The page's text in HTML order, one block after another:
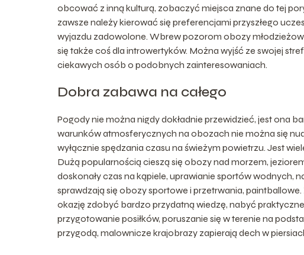
obcować z inną kulturą, zobaczyć miejsca znane do tej
zawsze należy kierować się preferencjami przyszłego
wyjazdu zadowolone. Wbrew pozorom obozy
się także coś dla introwertyków. Można wyjść ze swojej
ciekawych osób o podobnych zainteresowaniach.
Dobra zabawa na całego
Pogody nie można nigdy dokładnie przewidzieć, jest ona
warunków atmosferycznych na obozach nie można się
wyłącznie spędzania czasu na świeżym powietrzu. Jest
Dużą popularnością cieszą się obozy nad morzem,
doskonały czas na kąpiele, uprawianie sportów wodnych,
sprawdzają się obozy sportowe i przetrwania,
okazję zdobyć bardzo przydatną wiedzę, nabyć
przygotowanie posiłków, poruszanie się w terenie na
przygodą, malownicze krajobrazy zapierają dech w